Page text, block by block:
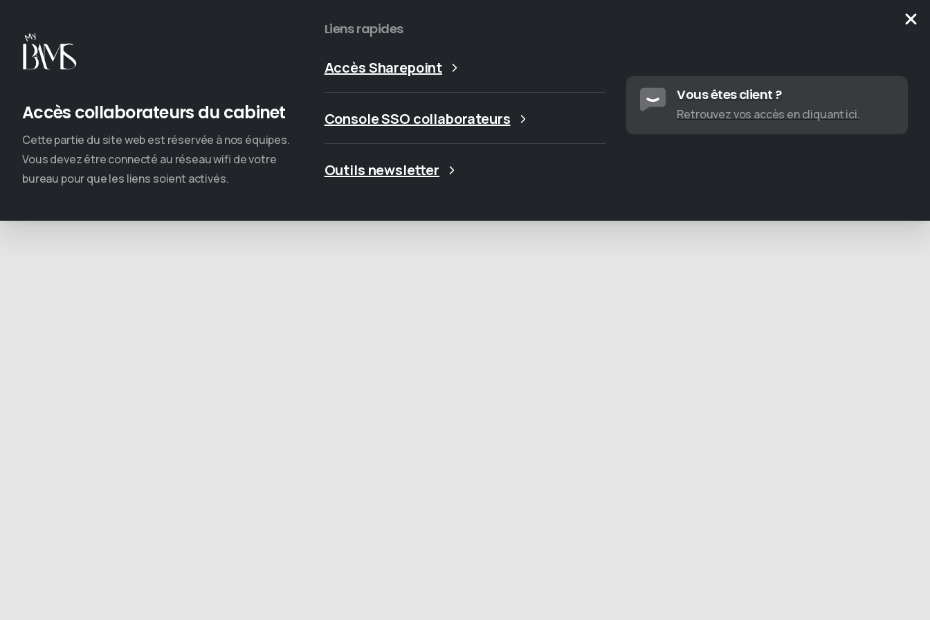
Accès collaborateurs du cabinet
Cette partie du site web est réservée à nos équipes.
Vous devez être connecté au réseau wifi de votre
bureau pour que les liens soient activés.
Liens rapides
Accès Sharepoint
Console SSO collaborateurs
Outils newsletter
Vous êtes client ?
Retrouvez vos accès en cliquant ici.